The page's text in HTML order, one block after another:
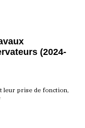
(2024-
leur prise de fonction,